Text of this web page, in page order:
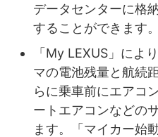
データセンターに格
することができます。
「My LEXUS」によ
マの電池残量と航続
らに乗車前にエアコ
ートエアコンなどの
ます。「マイカー始